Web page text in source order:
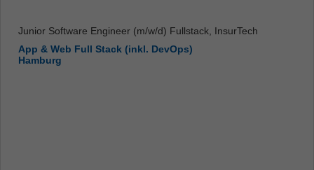
Junior Software Engineer (m/w/d) Fullstack, InsurTech
App & Web Full Stack (inkl. DevOps)
Hamburg